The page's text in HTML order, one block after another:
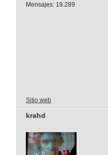
Mensajes: 19.289
Sitio web
krahd